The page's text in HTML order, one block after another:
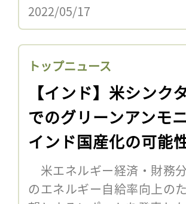
2022/05/17
トップニュース
【インド】米シンク
でのグリーンアンモ
インド国産化の可能
米エネルギー経済・財務
のエネルギー自給率向上の